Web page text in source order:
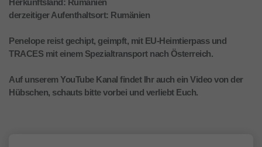
Herkunftsland: Rumänien
derzeitiger Aufenthaltsort: Rumänien
Penelope reist gechipt, geimpft, mit EU-Heimtierpass und
TRACES mit einem Spezialtransport nach Österreich.
Auf unserem YouTube Kanal findet Ihr auch ein Video von der
Hübschen, schauts bitte vorbei und verliebt Euch.